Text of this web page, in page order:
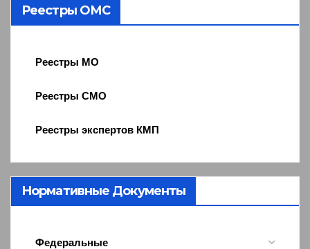
Реестры ОМС
Реестры МО
Реестры СМО
Реестры экспертов КМП
Нормативные Документы
Федеральные